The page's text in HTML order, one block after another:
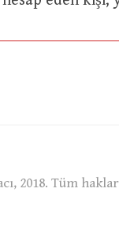
2018. Tüm